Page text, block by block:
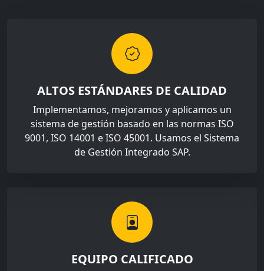
ALTOS ESTÁNDARES DE CALIDAD
Implementamos, mejoramos y aplicamos un
sistema de gestión basado en las normas ISO
9001, ISO 14001 e ISO 45001. Usamos el Sistema
de Gestión Integrado SAP.
EQUIPO CALIFICADO